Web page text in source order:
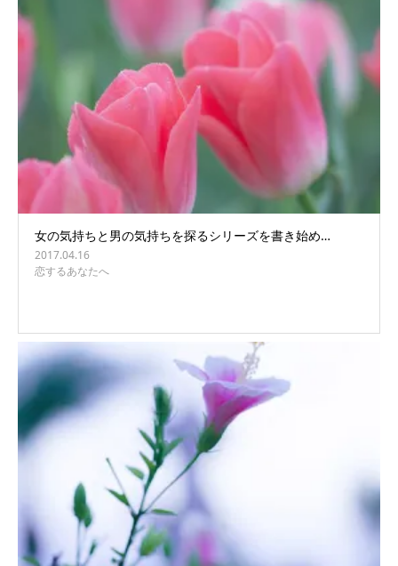
女の気持ちと男の気持ちを探るシリーズを書き始め…
2017.04.16
恋するあなたへ